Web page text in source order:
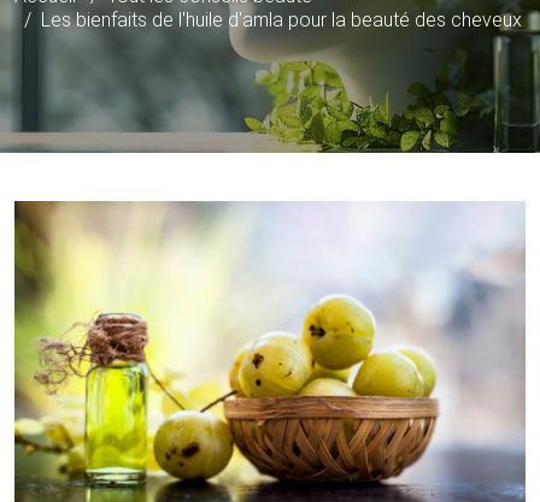
Les bienfaits de l'huile d'amla pour la beauté des cheveux